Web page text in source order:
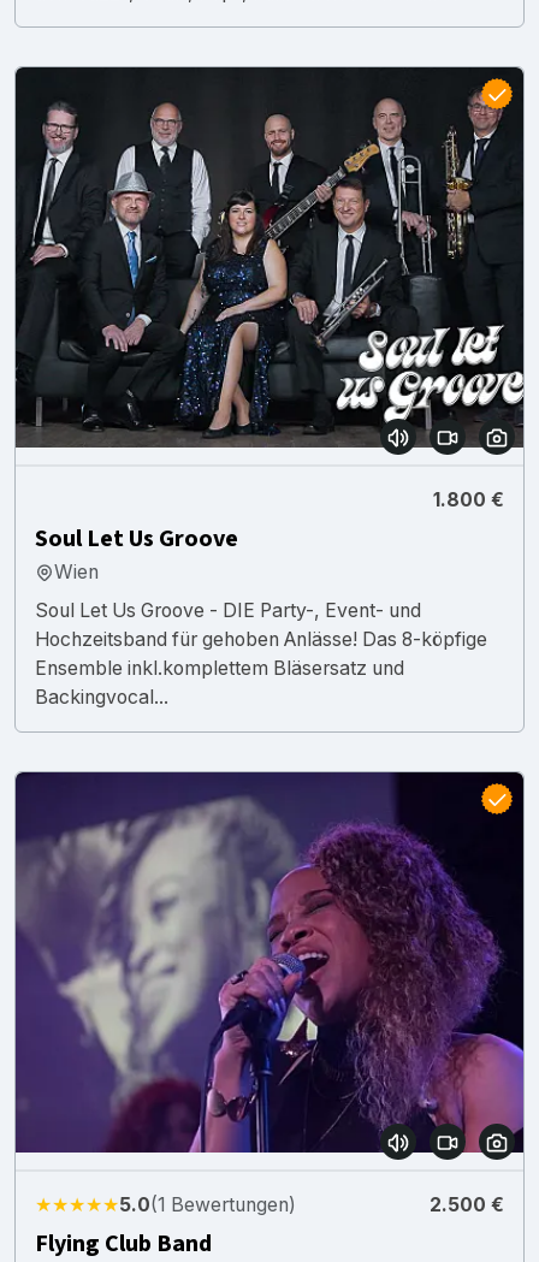
1.800 €
Soul Let Us Groove
Wien
Soul Let Us Groove - DIE Party-, Event- und
Hochzeitsband für gehoben Anlässe! Das 8-köpfige
Ensemble inkl.komplettem Bläsersatz und
Backingvocal...
★★★★★5.0(1 Bewertungen) 2.500 €
Flying Club Band